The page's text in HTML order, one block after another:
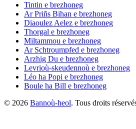
Tintin e brezhoneg
Ar Priñs Bihan e brezhoneg
Diaoulez Aelez e brezhoneg
Thorgal e brezhoneg
Miltammou e brezhoneg
Ar Schtroumpfed e brezhoneg
Arzhig Du e brezhoneg
Levrioù-skeudennoù e brezhoneg
Léo ha Popi e brezhoneg
Boule ha Bill e brezhoneg
© 2026 Bannoù-heol. Tous droits